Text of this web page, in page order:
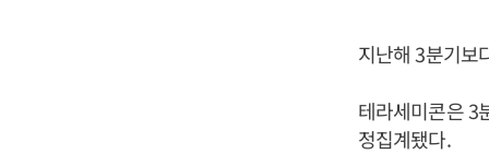
지난해 3분기
테라세미콘은 3
정집계됐다.